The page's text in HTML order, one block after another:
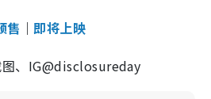
售 ｜ 即将上映
、IG@disclosureday